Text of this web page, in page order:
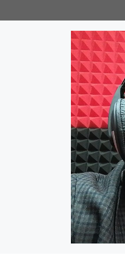
al